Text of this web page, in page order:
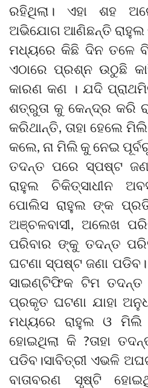
ରହିଥିଲା। ଏହା ଶହ
ଅଭିଯୋଗ ଆଣିଛନ୍ତି
ମଧ୍ୟରେ କିଛି ଦିନ ତଳେ
ଏଠାରେ ପ୍ରଶ୍ନ ଉଠୁଛି
କାରଣ କଣ । ଯଦି
ଶତ୍ରୁତା କୁ କେନ୍ଦ୍ର କରି
କରିଥାନ୍ତି, ତାହା ହେଲେ
କଲେ, ନା ମିଲି କୁ ନେଇ
ତଦନ୍ତ ପରେ ସ୍ପଷ୍ଟ
ରାହୁଲ ଚିକିତ୍ସାଧୀନ
ପୋଲିସ ରାହୁଲ ଙ୍କ
ଅଞ୍ଚଳବାସୀ, ଅଲେଖ
ପରିବାର ଙ୍କୁ ତଦନ୍ତ
ଘଟଣା ସ୍ପଷ୍ଟ ଜଣା
ସାଇଣ୍ଟିଫିକ ଟିମ ତଦନ୍ତ
ପ୍ରକୃତ ଘଟଣା ଯାହା
ମଧ୍ୟରେ ରାହୁଲ ଓ
ହୋଇଥିଲା କି ?ତାହା
ପଡିବ।ସାବିତ୍ରୀ ଏଭଳି
ବାତାବରଣ ସୃଷ୍ଟି